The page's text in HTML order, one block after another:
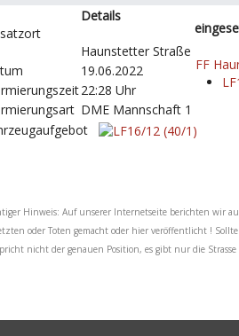
Details
Haunstetter Straße
19.06.2022
22:28 Uhr
DME Mannschaft 1
FF
Hinweis: Auf unserer Internetseite berichten wir
oder Toten gemacht oder hier veröffentlicht !
nicht der genauen Position, es gibt nur die